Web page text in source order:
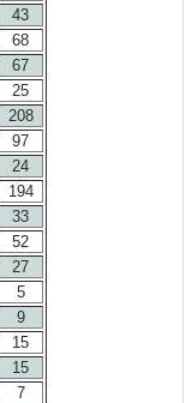
43
68
67
25
208
97
24
194
33
52
27
5
9
15
15
7